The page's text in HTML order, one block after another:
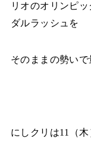
リオのオリンピ
ダルラッシュを
そのままの勢いで
にしクリは11 （